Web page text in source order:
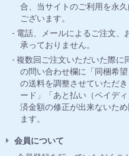
合、当サイトのご利用を永
ございます。
電話、メールによるご注文、
承っておりません。
複数回ご注文いただいた際に
の問い合わせ欄に「同梱希
の送料を調整させていただ
ード」「あと払い（ペイデ
済金額の修正が出来ないた
ます。
会員について